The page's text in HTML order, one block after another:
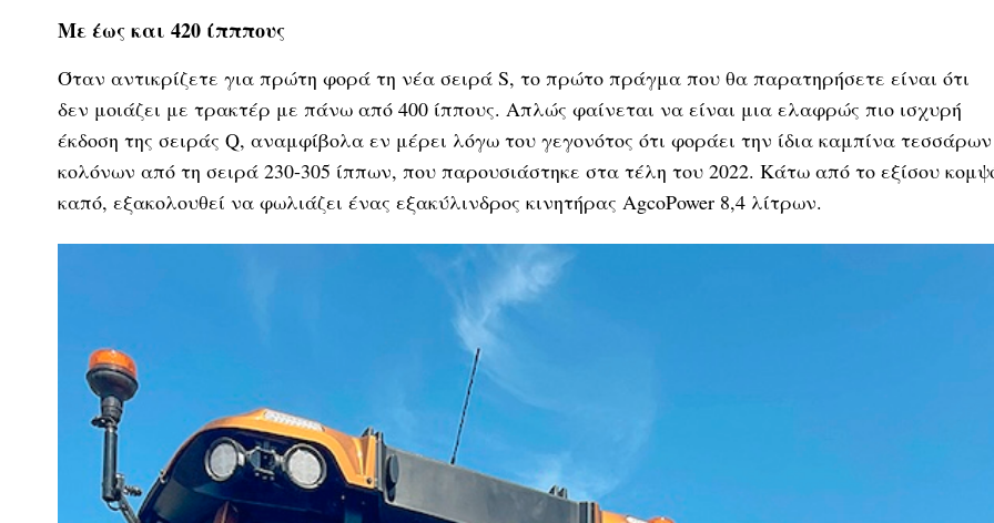
Με έως και 420 ίπππους
Όταν αντικρίζετε για πρώτη φορά τη νέα σειρά S, το πρώτο πράγμα που θα παρατηρήσετε είναι ότι
δεν μοιάζει με τρακτέρ με πάνω από 400 ίππους. Απλώς φαίνεται να είναι μια ελαφρώς πιο ισχυρή
έκδοση της σειράς Q, αναμφίβολα εν μέρει λόγω του γεγονότος ότι φοράει την ίδια καμπίνα τεσσάρων
κολόνων από τη σειρά 230-305 ίππων, που παρουσιάστηκε στα τέλη του 2022. Κάτω από το εξίσου
καπό, εξακολουθεί να φωλιάζει ένας εξακύλινδρος κινητήρας AgcoPower 8,4 λίτρων.